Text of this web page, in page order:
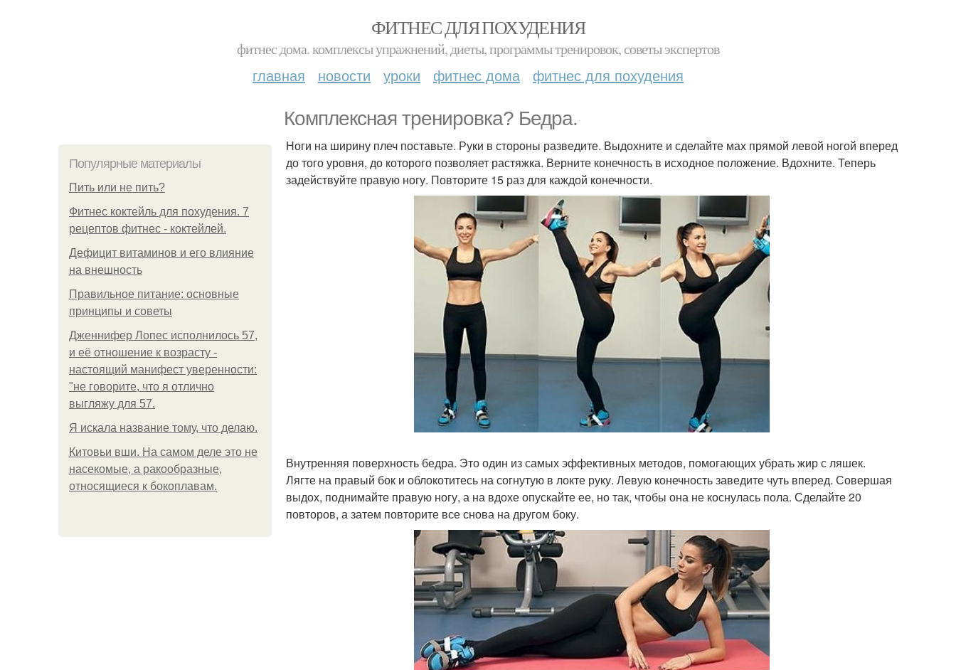
ФИТНЕС ДЛЯ ПОХУДЕНИЯ
фитнес дома. комплексы упражнений, диеты, программы тренировок, советы экспертов
главная новости уроки фитнес дома фитнес для похудения
Комплексная тренировка? Бедра.
Популярные материалы
Пить или не пить?
Фитнес коктейль для похудения. 7
рецептов фитнес - коктейлей.
Дефицит витаминов и его влияние
на внешность
Правильное питание: основные
принципы и советы
Дженнифер Лопес исполнилось 57,
и её отношение к возрасту -
настоящий манифест уверенности:
"не говорите, что я отлично
выгляжу для 57.
Я искала название тому, что делаю.
Китовьи вши. На самом деле это не
насекомые, а ракообразные,
относящиеся к бокоплавам.
Ноги на ширину плеч поставьте. Руки в стороны разведите. Выдохните и сделайте мах прямой левой ногой вперед
до того уровня, до которого позволяет растяжка. Верните конечность в исходное положение. Вдохните. Теперь
задействуйте правую ногу. Повторите 15 раз для каждой конечности.
Внутренняя поверхность бедра. Это один из самых эффективных методов, помогающих убрать жир с ляшек.
Лягте на правый бок и облокотитесь на согнутую в локте руку. Левую конечность заведите чуть вперед. Совершая
выдох, поднимайте правую ногу, а на вдохе опускайте ее, но так, чтобы она не коснулась пола. Сделайте 20
повторов, а затем повторите все снова на другом боку.